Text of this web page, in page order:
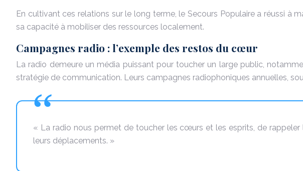
En cultivant ces relations sur le long terme, le Secours Populaire a réussi à
sa capacité à mobiliser des ressources localement.
Campagnes radio : l’exemple des restos du cœur
La radio demeure un média puissant pour toucher un large public,
stratégie de communication. Leurs campagnes radiophoniques annuelles,
« La radio nous permet de toucher les cœurs et les esprits, de
leurs déplacements. »